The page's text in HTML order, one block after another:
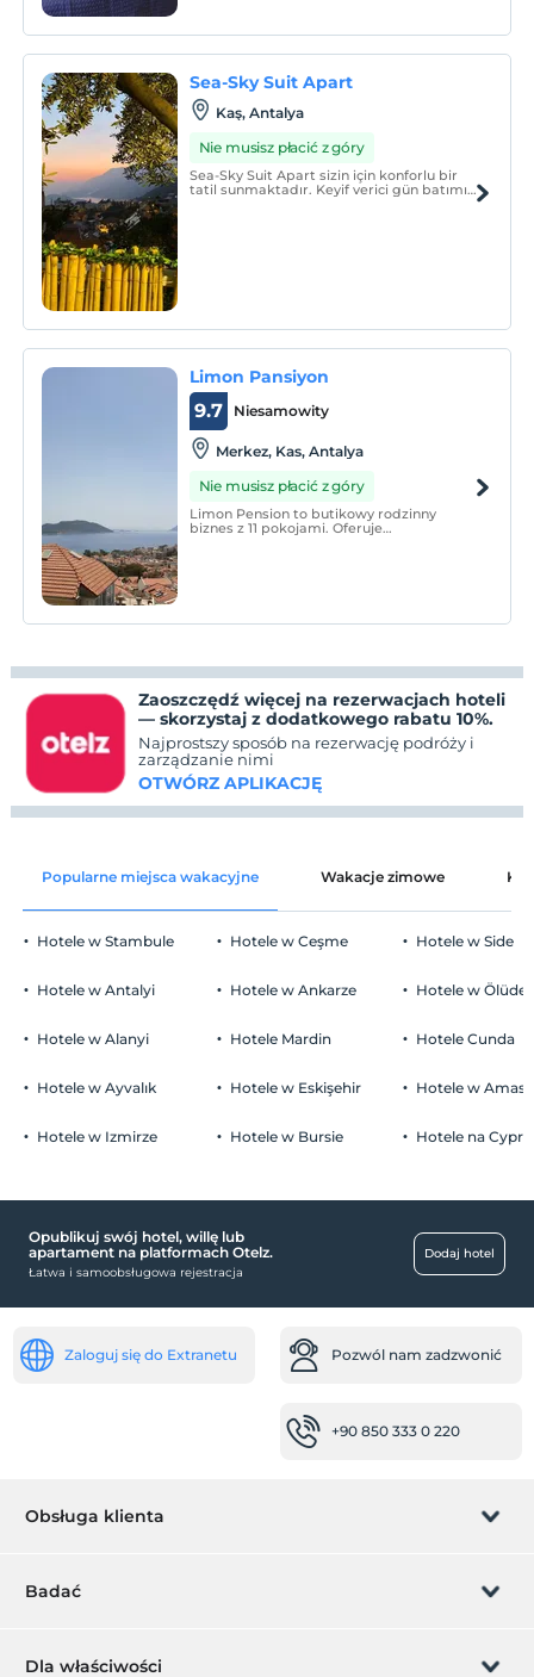
Sea-Sky Suit Apart
Kaş, Antalya
Nie musisz płacić z góry
Sea-Sky Suit Apart sizin için konforlu bir
tatil sunmaktadır. Keyif verici gün batımı
Limon Pansiyon
Niesamowity
9.7
Merkez, Kas, Antalya
Nie musisz płacić z góry
Limon Pension to butikowy rodzinny
biznes z 11 pokojami. Oferuje
Zaoszczędź więcej na rezerwacjach hoteli
— skorzystaj z dodatkowego rabatu 10%.
Najprostszy sposób na rezerwację podróży i
zarządzanie nimi
OTWÓRZ APLIKACJĘ
Popularne miejsca wakacyjne Wakacje zimowe
Hotele w Stambule
Hotele w Antalyi
Hotele w Alanyi
Hotele w Ayvalık
Hotele w Izmirze
Hotele w Ceşme
Hotele w Ankarze
Hotele Mardin
Hotele w Eskişehir
Hotele w Bursie
Hotele w Side
Hotele w
Hotele Cunda
Hotele w
Hotele na
Opublikuj swój hotel, willę lub
apartament na platformach Otelz.
Łatwa i samoobsługowa rejestracja
Dodaj hotel
Zaloguj się do Extranetu Pozwól nam zadzwonić
+90 850 333 0 220
Obsługa klienta
Zarządzanie rezerwacją
Badać
Karta podarunkowa
Dla właściwości